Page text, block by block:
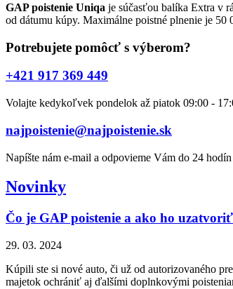
GAP poistenie Uniqa je súčasťou balíka Extra v
od dátumu kúpy. Maximálne poistné plnenie je 50
Potrebujete pomôcť s výberom?
+421 917 369 449
Volajte kedykoľvek pondelok až piatok 09:00 -
najpoistenie@najpoistenie.sk
Napíšte nám e-mail a odpovieme Vám do 24 hodín
Novinky
Čo je GAP poistenie a ako ho
29. 03. 2024
Kúpili ste si nové auto, či už od autorizovaného
majetok ochrániť aj ďalšími doplnkovými